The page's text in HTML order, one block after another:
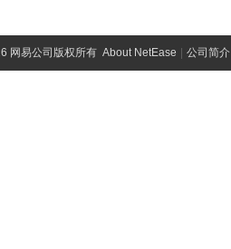
网易公司版权所有 About NetEase 公司简介